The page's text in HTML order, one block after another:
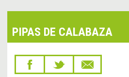
PIPAS DE CALABAZA